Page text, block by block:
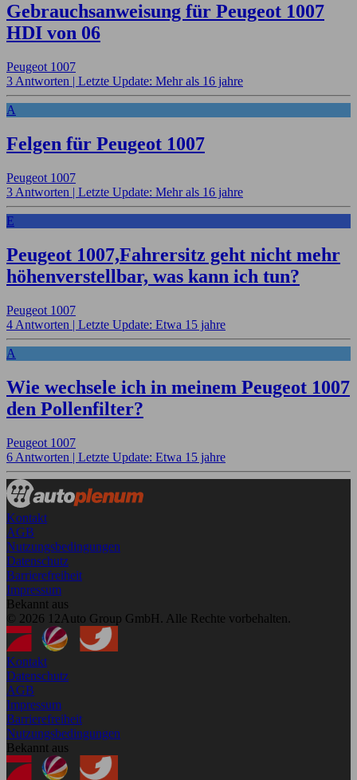
Gebrauchsanweisung für Peugeot 1007
HDI von 06
Peugeot 1007
3 Antworten | Letzte Update: Mehr als 16 jahre
A
Felgen für Peugeot 1007
Peugeot 1007
3 Antworten | Letzte Update: Mehr als 16 jahre
E
Peugeot 1007,Fahrersitz geht nicht mehr
höhenverstellbar, was kann ich tun?
Peugeot 1007
4 Antworten | Letzte Update: Etwa 15 jahre
A
Wie wechsele ich in meinem Peugeot 1007
den Pollenfilter?
Peugeot 1007
6 Antworten | Letzte Update: Etwa 15 jahre
Kontakt
AGB
Nutzungsbedingungen
Datenschutz
Barrierefreiheit
Impressum
Bekannt aus
© 2026 12Auto Group GmbH. Alle Rechte vorbehalten.
Kontakt
Datenschutz
AGB
Impressum
Barrierefreiheit
Nutzungsbedingungen
Bekannt aus